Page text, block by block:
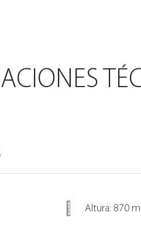
Altura: 870